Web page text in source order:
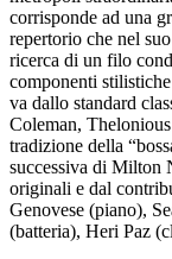
corrisponde ad una
repertorio che nel
ricerca di un filo
componenti
va dallo standard
Coleman,
tradizione della
successiva di Milton
originali e dal
Genovese (piano),
(batteria), Heri Paz